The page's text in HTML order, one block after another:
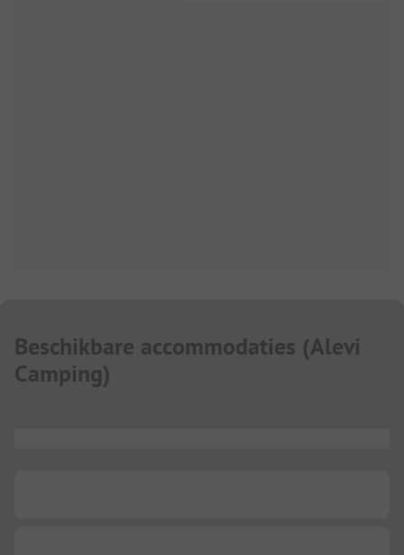
Beschikbare accommodaties (Alevi
Camping)